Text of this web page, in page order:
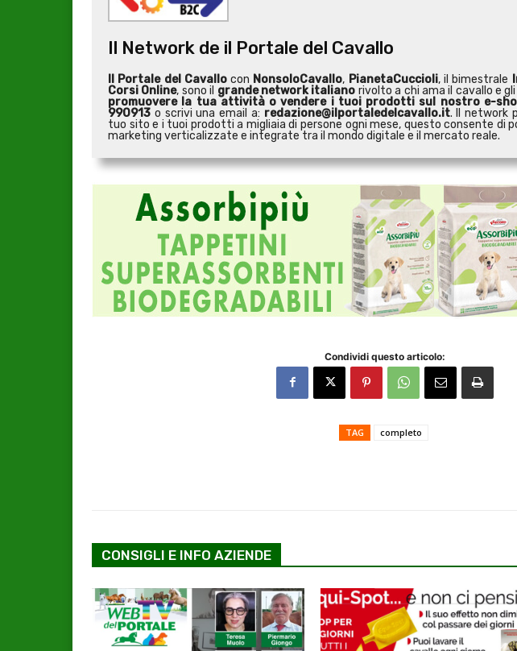
Il Network de il Portale del Cavallo
Il Portale del Cavallocon NonsoloCavallo, PianetaCuccioli, il bimestrale
Corsi Online, sono il grande network italiano rivolto a chi ama il cavallo e
promuovere la tua attività o vendere i tuoi prodotti sul nostro e-
990913 o scrivi una email a: redazione@ilportaledelcavallo.it. Il network
tuo sito e i tuoi prodotti a migliaia di persone ogni mese, questo consente di
marketing verticalizzate e integrate tra il mondo digitale e il mercato reale.
Condividi questo articolo:
TAG completo
CONSIGLI E INFO AZIENDE